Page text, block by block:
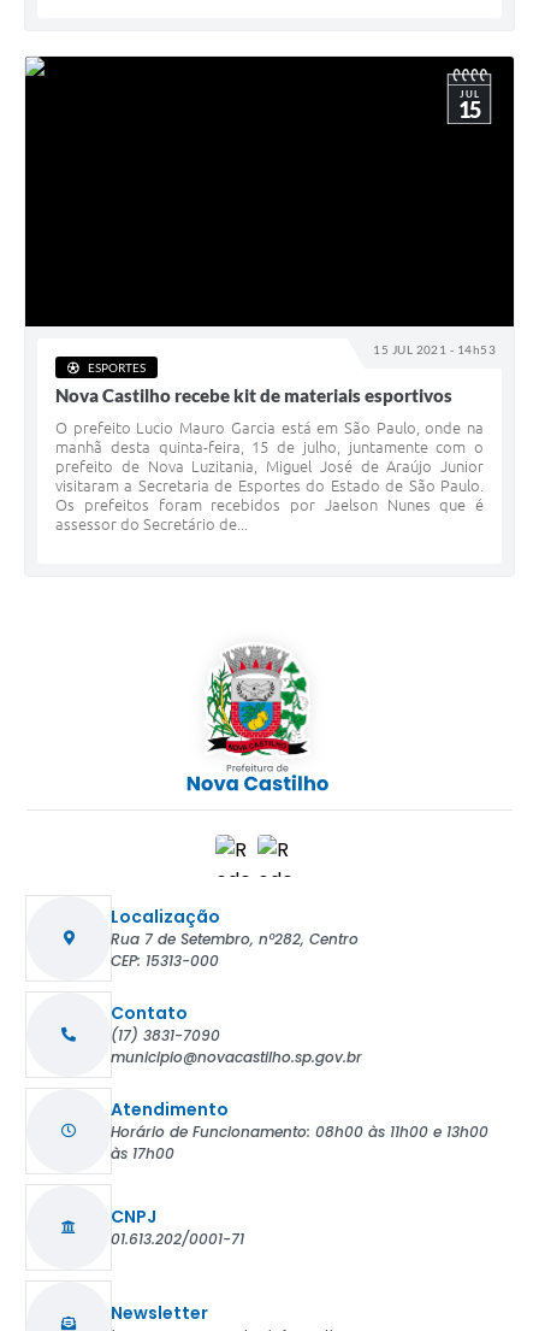
15 JUL 2021 - 14h53
JUL
15
ESPORTES
Nova Castilho recebe kit de materiais esportivos
O prefeito Lucio Mauro Garcia está em São Paulo, onde na
manhã desta quinta-feira, 15 de julho, juntamente com o
prefeito de Nova Luzitania, Miguel José de Araújo Junior
visitaram a Secretaria de Esportes do Estado de São Paulo.
Os prefeitos foram recebidos por Jaelson Nunes que é
assessor do Secretário de...
Localização
Rua 7 de Setembro, nº282, Centro
CEP: 15313-000
Contato
(17) 3831-7090
municipio@novacastilho.sp.gov.br
Atendimento
Horário de Funcionamento: 08h00 às 11h00 e 13h00
às 17h00
CNPJ
01.613.202/0001-71
Newsletter